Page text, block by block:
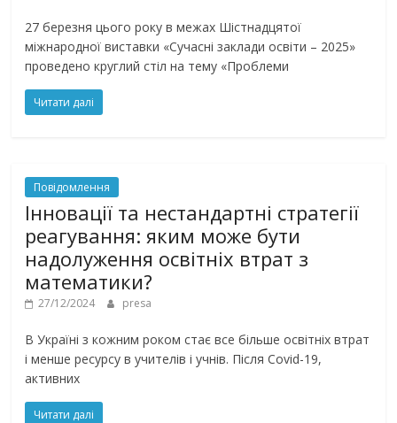
27 березня цього року в межах Шістнадцятої
міжнародної виставки «Сучасні заклади освіти – 2025»
проведено круглий стіл на тему «Проблеми
Читати далі
Повідомлення
Інновації та нестандартні стратегії
реагування: яким може бути
надолуження освітніх втрат з
математики?
27/12/2024 presa
В Україні з кожним роком стає все більше освітніх втрат
і менше ресурсу в учителів і учнів. Після Covid-19,
активних
Читати далі